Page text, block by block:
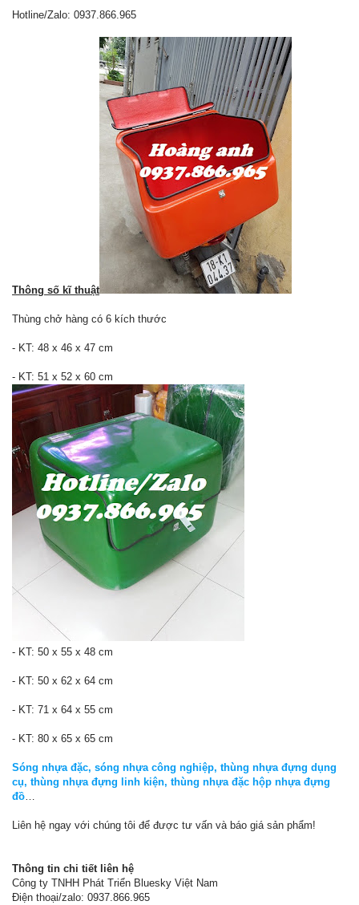
Hotline/Zalo: 0937.866.965
Thông số kĩ thuật
Thùng chở hàng có 6 kích thước
- KT: 48 x 46 x 47 cm
- KT: 51 x 52 x 60 cm
- KT: 50 x 55 x 48 cm
- KT: 50 x 62 x 64 cm
- KT: 71 x 64 x 55 cm
- KT: 80 x 65 x 65 cm
Sóng nhựa đặc, sóng nhựa công nghiệp, thùng nhựa đựng dụng
cụ, thùng nhựa đựng linh kiện, thùng nhựa đặc hộp nhựa đựng
đồ…
Liên hệ ngay với chúng tôi để được tư vấn và báo giá sản phẩm!
Thông tin chi tiết liên hệ
Công ty TNHH Phát Triển Bluesky Việt Nam
Điện thoại/zalo: 0937.866.965